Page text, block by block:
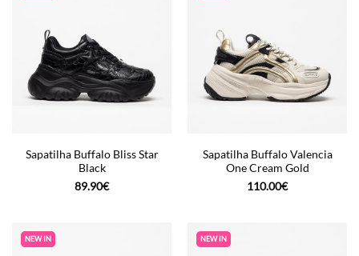
Sapatilha Buffalo Bliss Star
Black
89.90€
Sapatilha Buffalo Valencia
One Cream Gold
110.00€
NEW IN NEW IN